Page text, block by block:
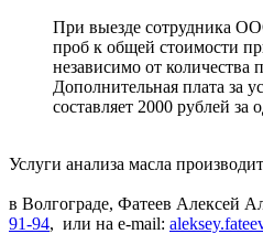
При выезде сотрудника
проб к общей стоимости
независимо от количества
Дополнительная плата за
составляет 2000 рублей за
Услуги анализа масла
в Волгограде, Фатеев Алексей
91-94, или на e-mail: